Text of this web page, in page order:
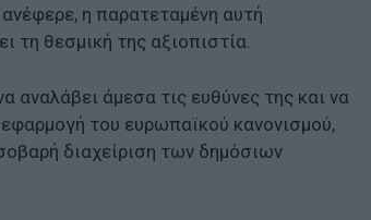
η παρατεταμένη αυτή
τη θεσμική της αξιοπιστία.
άμεσα τις ευθύνες της και να
του ευρωπαϊκού κανονισμού,
διαχείριση των δημόσιων